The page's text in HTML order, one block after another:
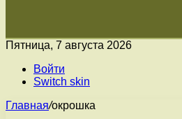
Пятница, 7 августа 2026
Войти
Switch skin
Главная/окрошка